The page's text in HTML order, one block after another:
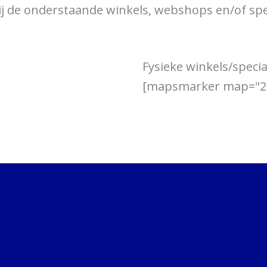
braces Bewegingsklachten
de onderstaande winkels, webshops en/of
Fysieke winkels/
[mapsmarker